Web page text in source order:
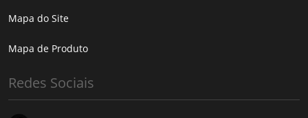
Mapa do Site
Mapa de Produto
Redes Sociais